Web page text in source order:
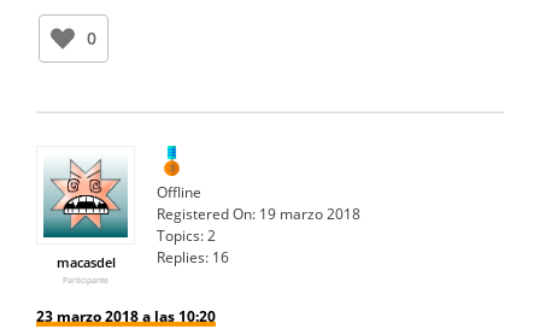
0
macasdel
Participante
Offline
Registered On: 19 marzo 2018
Topics:2
Replies: 16
23 marzo 2018 a las 10:20